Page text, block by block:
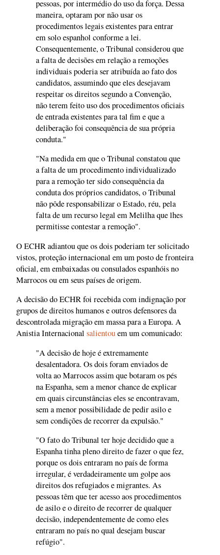
pessoas, por intermédio do uso da força. Dessa
maneira, optaram por não usar os
procedimentos legais existentes para entrar
em solo espanhol conforme a lei.
Consequentemente, o Tribunal considerou que
a falta de decisões em relação a remoções
individuais poderia ser atribuída ao fato dos
candidatos, assumindo que eles desejavam
respeitar os direitos segundo a Convenção,
não terem feito uso dos procedimentos oficiais
de entrada existentes para tal fim e que a
deliberação foi consequência de sua própria
conduta."
"Na medida em que o Tribunal constatou que
a falta de um procedimento individualizado
para a remoção ter sido consequência da
conduta dos próprios candidatos, o Tribunal
não pôde responsabilizar o Estado, réu, pela
falta de um recurso legal em Melilha que lhes
permitisse contestar a remoção".
O ECHR adiantou que os dois poderiam ter solicitado
vistos, proteção internacional em um posto de fronteira
oficial, em embaixadas ou consulados espanhóis no
Marrocos ou em seus países de origem.
A decisão do ECHR foi recebida com indignação por
grupos de direitos humanos e outros defensores da
descontrolada migração em massa para a Europa. A
Anistia Internacional salientouem um comunicado:
"A decisão de hoje é extremamente
desalentadora. Os dois foram enviados de
volta ao Marrocos assim que botaram os pés
na Espanha, sem a menor chance de explicar
em quais circunstâncias eles se encontravam,
sem a menor possibilidade de pedir asilo e
sem condições de recorrer da expulsão."
"O fato do Tribunal ter hoje decidido que a
Espanha tinha pleno direito de fazer o que fez,
porque os dois entraram no país de forma
irregular, é verdadeiramente um golpe aos
direitos dos refugiados e migrantes. As
pessoas têm que ter acesso aos procedimentos
de asilo e o direito de recorrer de qualquer
decisão, independentemente de como eles
entraram no país no qual desejam buscar
refúgio".